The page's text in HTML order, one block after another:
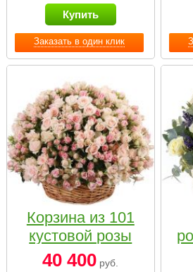
Заказать в один клик
Купить
Корзина из 101
кустовой розы
нежных тонов
40 400 руб.